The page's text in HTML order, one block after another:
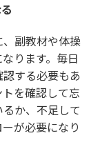
副教材や体操
ります。毎日
する必要もあ
を確認して忘
か、不足して
が必要になり